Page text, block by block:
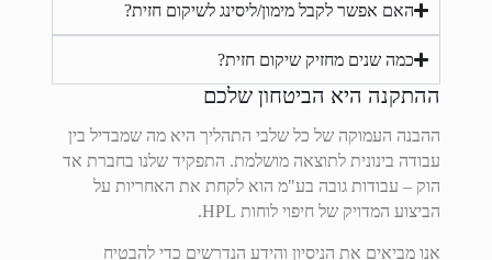
האם אפשר לקבל מימון/ליסינג לשיקום חזית?
כמה שנים מחזיק שיקום חזית?
ההתקנה היא הביטחון שלכם
ההבנה העמוקה של כל שלבי התהליך היא מה שמבדיל בין
עבודה בינונית לתוצאה מושלמת. התפקיד שלנו בחברת אד
הוק – עבודות גובה בע"מ הוא לקחת את האחריות על
הביצוע המדויק של חיפוי לוחות HPL.
אנו מביאים את הניסיון והידע הנדרשים כדי להבטיח